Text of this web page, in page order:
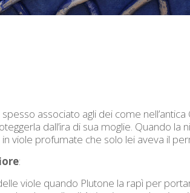
associato agli dei come
dall’ira di sua moglie. Quando la
viole profumate che solo lei aveva il
:
viole quando Plutone la rapì per